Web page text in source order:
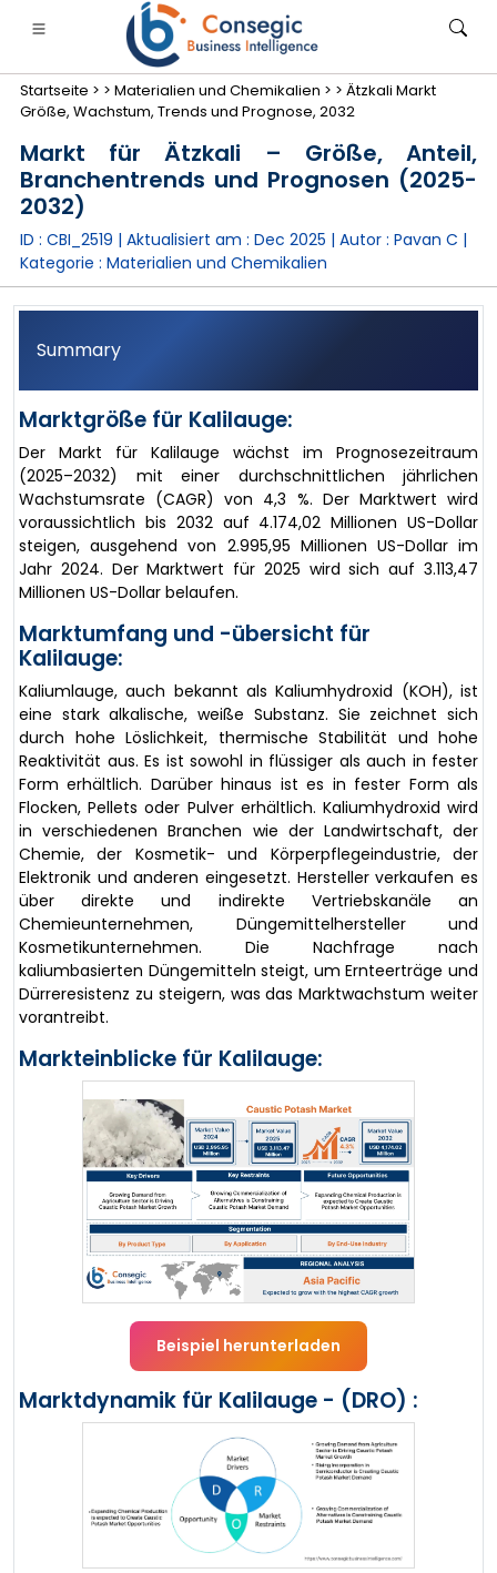
Finanzdienstleistungen und Versicherungen
• Fallstudien
Startseite > > Materialien und Chemikalien > > Ätzkali Markt
Größe, Wachstum, Trends und Prognose, 2032
Markt für Ätzkali – Größe, Anteil,
Branchentrends und Prognosen (2025-
2032)
ID : CBI_2519 | Aktualisiert am : Dec 2025 | Autor : Pavan C |
Kategorie : Materialien und Chemikalien
Summary
Marktgröße für Kalilauge:
Der Markt für Kalilauge wächst im Prognosezeitraum
(2025–2032) mit einer durchschnittlichen jährlichen
Wachstumsrate (CAGR) von 4,3 %. Der Marktwert wird
voraussichtlich bis 2032 auf 4.174,02 Millionen US-Dollar
steigen, ausgehend von 2.995,95 Millionen US-Dollar im
Jahr 2024. Der Marktwert für 2025 wird sich auf 3.113,47
Millionen US-Dollar belaufen.
Marktumfang und -übersicht für
Kalilauge:
Kaliumlauge, auch bekannt als Kaliumhydroxid (KOH), ist
eine stark alkalische, weiße Substanz. Sie zeichnet sich
durch hohe Löslichkeit, thermische Stabilität und hohe
Reaktivität aus. Es ist sowohl in flüssiger als auch in fester
Form erhältlich. Darüber hinaus ist es in fester Form als
Flocken, Pellets oder Pulver erhältlich. Kaliumhydroxid wird
in verschiedenen Branchen wie der Landwirtschaft, der
Chemie, der Kosmetik- und Körperpflegeindustrie, der
Elektronik und anderen eingesetzt. Hersteller verkaufen es
über direkte und indirekte Vertriebskanäle an
Chemieunternehmen, Düngemittelhersteller und
Kosmetikunternehmen. Die Nachfrage nach
kaliumbasierten Düngemitteln steigt, um Ernteerträge und
Dürreresistenz zu steigern, was das Marktwachstum weiter
vorantreibt.
Markteinblicke für Kalilauge:
Beispiel herunterladen
Marktdynamik für Kalilauge - (DRO) :